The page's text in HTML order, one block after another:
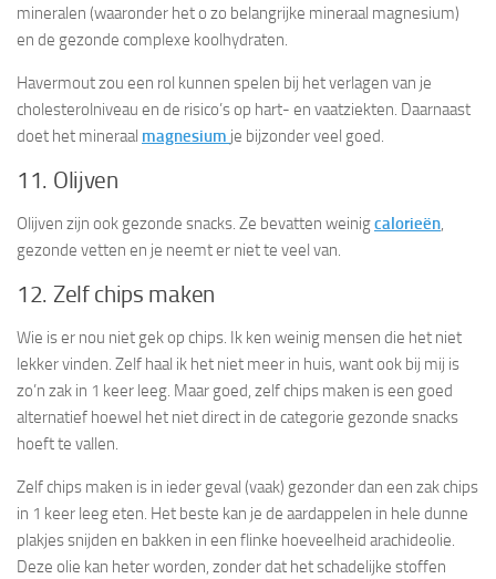
mineralen (waaronder het o zo belangrijke mineraal magnesium)
en de gezonde complexe koolhydraten.
Havermout zou een rol kunnen spelen bij het verlagen van je
cholesterolniveau en de risico’s op hart- en vaatziekten. Daarnaast
doet het mineraal magnesium je bijzonder veel goed.
11. Olijven
Olijven zijn ook gezonde snacks. Ze bevatten weinigcalorieën,
gezonde vetten en je neemt er niet te veel van.
12. Zelf chips maken
Wie is er nou niet gek op chips. Ik ken weinig mensen die het niet
lekker vinden. Zelf haal ik het niet meer in huis, want ook bij mij is
zo’n zak in 1 keer leeg. Maar goed, zelf chips maken is een goed
alternatief hoewel het niet direct in de categorie gezonde snacks
hoeft te vallen.
Zelf chips maken is in ieder geval (vaak) gezonder dan een zak chips
in 1 keer leeg eten. Het beste kan je de aardappelen in hele dunne
plakjes snijden en bakken in een flinke hoeveelheid arachideolie.
Deze olie kan heter worden, zonder dat het schadelijke stoffen